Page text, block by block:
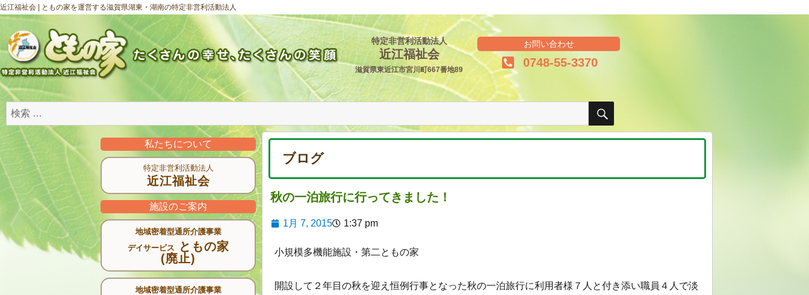
近江福祉会 | ともの家を運営する滋賀県湖東・湖南の特定非営利活動法人
特定非営利活動法人
近江福祉会
滋賀県東近江市宮川町667番地89
お問い合わせ
0748-55-3370
私たちについて
特定非営利活動法人
近江福祉会
施設のご案内
地域密着型通所介護事業
デイサービス
ともの家
(廃止)
地域密着型通所介護事業
ブログ
秋の一泊旅行に行ってきました！
1月 7, 2015 1:37 pm
小規模多機能施設・第二ともの家
開設して２年目の秋を迎え恒例行事となった秋の一泊旅行に利用者様７人と付き添い職員４人で淡